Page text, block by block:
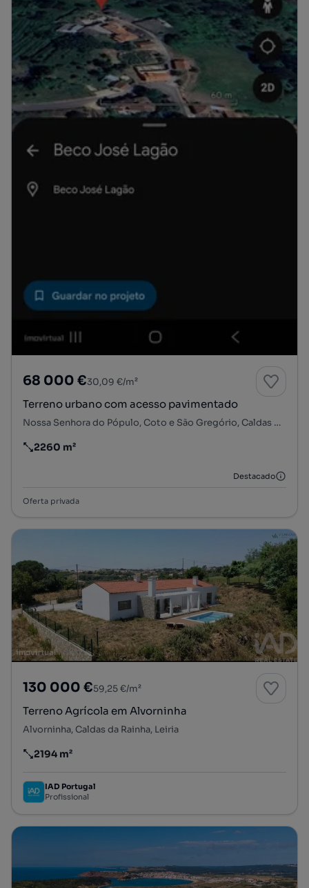
68 000 €30,09 €/m²
Terreno urbano com acesso pavimentado
Nossa Senhora do Pópulo, Coto e São Gregório, Caldas da Rainha, Leiria
Preço por metro quadrado
2260 m²
Destacado
Oferta privada
130 000 €59,25 €/m²
Terreno Agrícola em Alvorninha
Alvorninha, Caldas da Rainha, Leiria
Preço por metro quadrado
2194 m²
IAD Portugal
Profissional